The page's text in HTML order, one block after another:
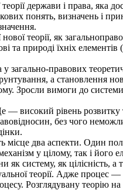
держави і права, яка
понять, визначень і
теорії, як
та природі їхніх
у загально-правових
а становлення
Зросли вимоги до системи
— високий рівень розвитку
без чого
місце два аспекти. Один
у цілому, так і
систему, як цілісність, а
теорії. Адже процес —
Розглядувану теорію на